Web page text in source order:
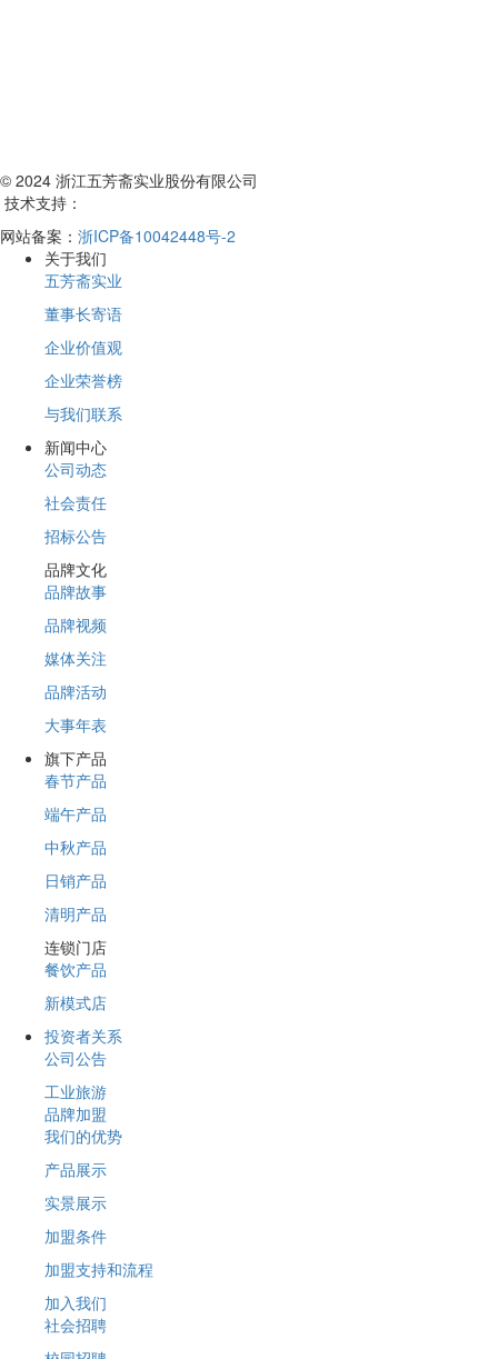
© 2024 浙江五芳斋实业股份有限公司
技术支持：
网站备案： 浙ICP备10042448号-2
关于我们
五芳斋实业
董事长寄语
企业价值观
企业荣誉榜
与我们联系
新闻中心
公司动态
社会责任
招标公告
品牌文化
品牌故事
品牌视频
媒体关注
品牌活动
大事年表
旗下产品
春节产品
端午产品
中秋产品
日销产品
清明产品
连锁门店
餐饮产品
新模式店
投资者关系
公司公告
工业旅游
品牌加盟
我们的优势
产品展示
实景展示
加盟条件
加盟支持和流程
加入我们
社会招聘